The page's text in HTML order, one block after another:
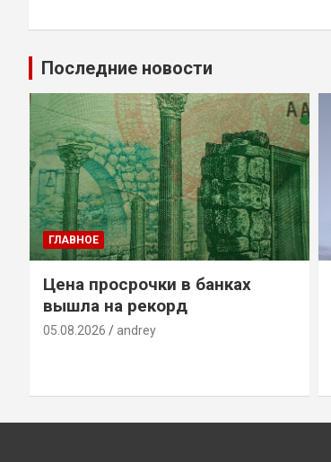
Последние новости
ГЛАВНОЕ
Цена просрочки в банках
вышла на рекорд
05.08.2026 andrey